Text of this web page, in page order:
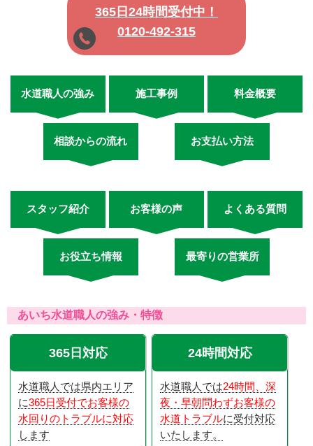
365日24時間受付中！
0120-492-315
水道職人の強み 施工事例 料金概要
相談からの流れ お支払い方法
スタッフ紹介 お客様の声 よくある質問
お役立ち情報 最寄りの営業所
あいち水道職人の強み・特徴
365日対応
水道職人では県内エリア
に365日受付でお客様の
水回りのトラブルに対応
します
24時間対応
水道職人では24時間、深
夜・早朝問わずお客様の
水道トラブルに受付対応
いたします。